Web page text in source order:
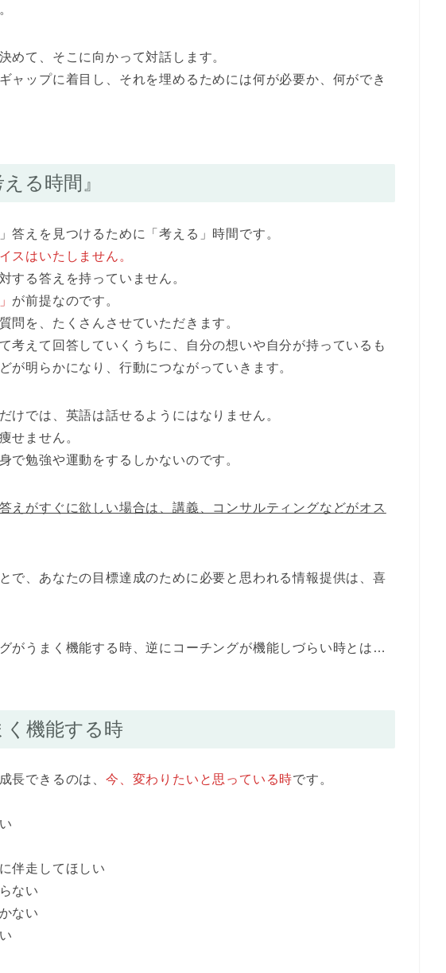
めて、そこに向かって対話します。
ャップに着目し、それを埋めるためには何が必要か、何ができ
る時間』
答えを見つけるために「考える」時間です。
スはいたしません。
する答えを持っていません。
が前提なのです。
問を、たくさんさせていただきます。
考えて回答していくうちに、自分の想いや自分が持っているも
が明らかになり、行動につながっていきます。
けでは、英語は話せるようにはなりません。
せません。
で勉強や運動をするしかないのです。
えがすぐに欲しい場合は、講義、コンサルティングなどがオス
で、あなたの目標達成のために必要と思われる情報提供は、喜
がうまく機能する時、逆にコーチングが機能しづらい時とは…
機能する時
長できるのは、 今、変わりたいと思っている時です。
伴走してほしい
ない
ない